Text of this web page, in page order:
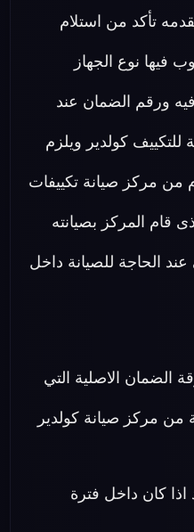
تأكد من استلام
فيها نوع الجهاز
ورقم الضمان عند
للتكييف كولدير ويلزم
من مركز صيانة تكييفات
قام المركز بصيانته
الحاجة للصيانة داخل
الضمان الاصلية التي
من مركز صيانة كولدير
اذا كان داخل فترة